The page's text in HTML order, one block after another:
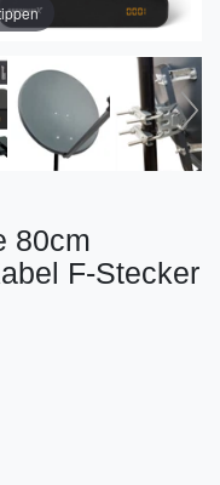
80cm
F-Stecker